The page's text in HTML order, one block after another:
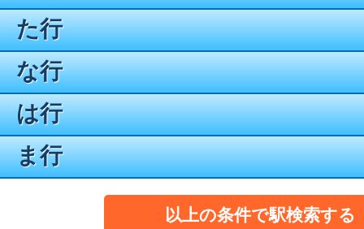
た行
な行
は行
ま行